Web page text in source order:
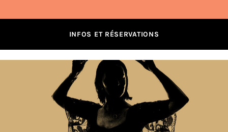
INFOS ET RÉSERVATIONS